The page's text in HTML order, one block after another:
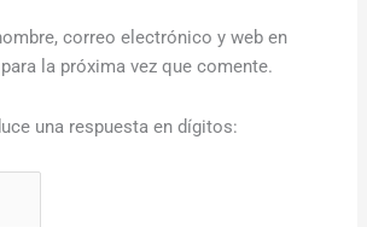
correo electrónico y web en
la próxima vez que comente.
una respuesta en dígitos: